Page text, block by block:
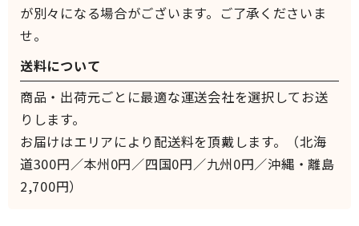
が別々になる場合がございます。ご了承くださいま
せ。
送料について
商品・出荷元ごとに最適な運送会社を選択してお送
りします。
お届けはエリアにより配送料を頂戴します。（北海
道300円／本州0円／四国0円／九州0円／沖縄・離島
2,700円）